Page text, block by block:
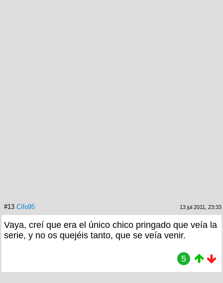
#13 Cifo95 13 jul 2011, 23:33
Vaya, creí que era el único chico pringado que veía la
serie, y no os quejéis tanto, que se veía venir.
5